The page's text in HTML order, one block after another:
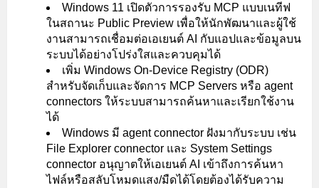
Windows 11 เปิดตัวการรองรับ MCP แบบเนทีฟ
ในสถานะ Public Preview เพื่อให้นักพัฒนาและผู้ใช้
งานสามารถเชื่อมต่อเอเยนต์ AI กับแอปและข้อมูลบน
ระบบได้อย่างโปร่งใสและควบคุมได้
เพิ่ม Windows On-Device Registry (ODR)
สำหรับจัดเก็บและจัดการ MCP Servers หรือ agent
connectors ให้ระบบสามารถค้นหาและเรียกใช้งาน
ได้
Windows มี agent connector ฝังมากับระบบ เช่น
File Explorer connector และ System Settings
connector อนุญาตให้เอเยนต์ AI เข้าถึงการค้นหา
ไฟล์หรือสลับโหมดแสง/มืดได้โดยต้องได้รับความ